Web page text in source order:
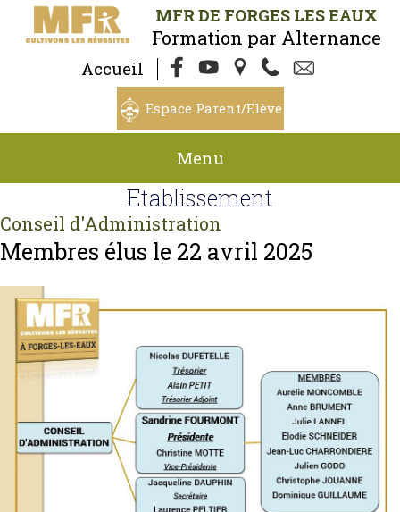
MFR DE FORGES LES EAUX
Formation par Alternance
Accueil
Espace Parent/Elève
Menu
Etablissement
Conseil d'Administration
Membres élus le 22 avril 2025